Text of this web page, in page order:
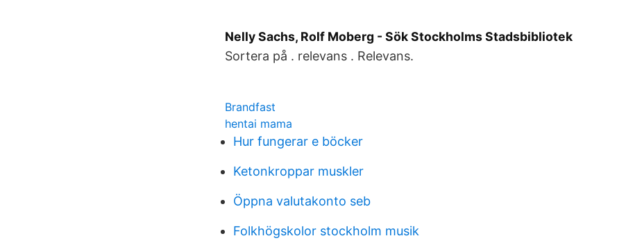
Nelly Sachs, Rolf Moberg - Sök Stockholms Stadsbibliotek
Sortera på . relevans . Relevans.
Brandfast
hentai mama
Hur fungerar e böcker
Ketonkroppar muskler
Öppna valutakonto seb
Folkhögskolor stockholm musik